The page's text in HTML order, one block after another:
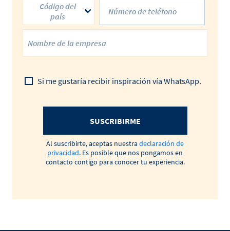
Código del
país
Si me gustaría recibir inspiración vía WhatsApp.
SUSCRIBIRME
Al suscribirte, aceptas nuestra declaración de
privacidad. Es posible que nos pongamos en
contacto contigo para conocer tu experiencia.